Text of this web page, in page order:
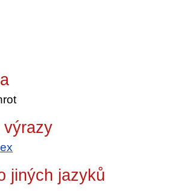
jiných jazyků